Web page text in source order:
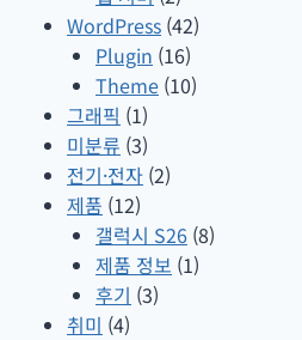
WordPress (42)
Plugin (16)
Theme (10)
그래픽 (1)
미분류 (3)
전기·전자 (2)
제품 (12)
갤럭시 S26 (8)
제품 정보 (1)
후기 (3)
취미 (4)